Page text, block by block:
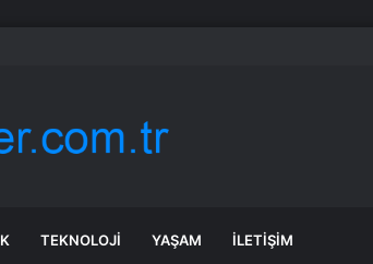
TEKNOLOJI YAŞAM İLETIŞIM